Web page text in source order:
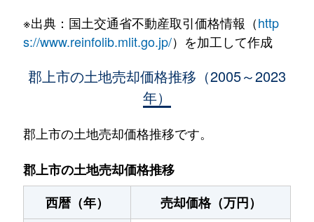
高鷲町鮎立
100万円 北濃
徒歩
5万円
高鷲町大鷲
20万円
高鷲町ひるがの
770万円
高鷲町ひるがの
100万円 北濃
※出典：国土交通省不動産取引価格情報（http
s://www.reinfolib.mlit.go.jp/）を加工して作成
郡上市の土地売却価格推移（2005～2023
年）
郡上市の土地売却価格推移です。
郡上市の土地売却価格推移
西暦（年）
売却価格（万円）